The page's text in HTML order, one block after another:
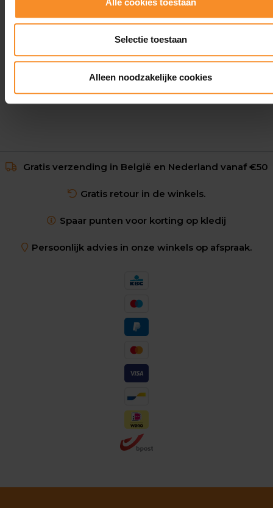
Selectie toestaan
Alleen noodzakelijke cookies
SALOMON
Salomon Active Skin 4 Set Unisex
Gratis verzending in België en Nederland vanaf €50
Gratis retour in de winkels.
Spaar punten voor korting op kledij
Persoonlijk advies in onze winkels op afspraak.